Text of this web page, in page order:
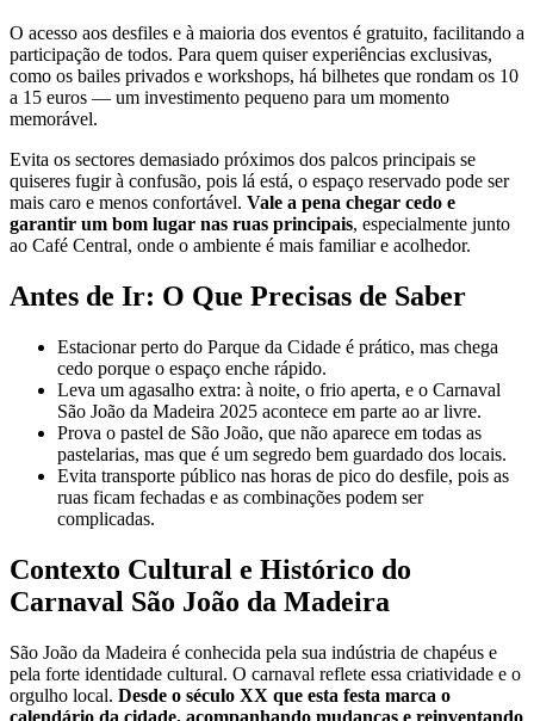
O acesso aos desfiles e à maioria dos eventos é gratuito, facilitando a
participação de todos. Para quem quiser experiências exclusivas,
como os bailes privados e workshops, há bilhetes que rondam os 10
a 15 euros — um investimento pequeno para um momento
memorável.
Evita os sectores demasiado próximos dos palcos principais se
quiseres fugir à confusão, pois lá está, o espaço reservado pode ser
mais caro e menos confortável. Vale a pena chegar cedo e
garantir um bom lugar nas ruas principais, especialmente junto
ao Café Central, onde o ambiente é mais familiar e acolhedor.
Antes de Ir: O Que Precisas de Saber
Estacionar perto do Parque da Cidade é prático, mas chega
cedo porque o espaço enche rápido.
Leva um agasalho extra: à noite, o frio aperta, e o Carnaval
São João da Madeira 2025 acontece em parte ao ar livre.
Prova o pastel de São João, que não aparece em todas as
pastelarias, mas que é um segredo bem guardado dos locais.
Evita transporte público nas horas de pico do desfile, pois as
ruas ficam fechadas e as combinações podem ser
complicadas.
Contexto Cultural e Histórico do
Carnaval São João da Madeira
São João da Madeira é conhecida pela sua indústria de chapéus e
pela forte identidade cultural. O carnaval reflete essa criatividade e o
orgulho local. Desde o século XX que esta festa marca o
calendário da cidade, acompanhando mudanças e reinventando